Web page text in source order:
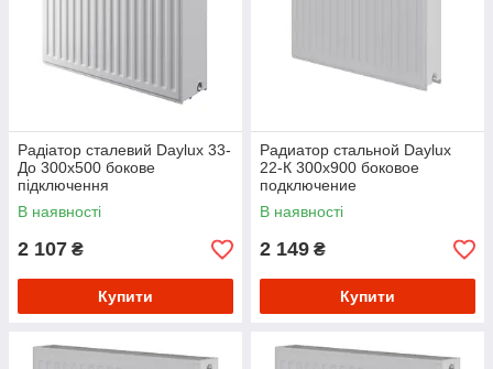
Радіатор сталевий Daylux 33-
До 300х500 бокове
підключення
В наявності
2 107 ₴
Купити
Радиатор стальной Daylux
22-К 300х900 боковое
подключение
В наявності
2 149 ₴
Купити